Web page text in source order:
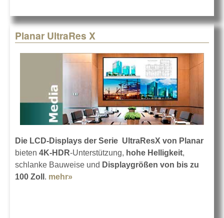
Planar UltraRes X
Die LCD-Displays der Serie UltraResX von Planar
bieten 4K-HDR-Unterstützung, hohe Helligkeit,
schlanke Bauweise und Displaygrößen von bis zu
100 Zoll . mehr»